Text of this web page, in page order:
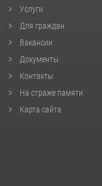
Услуги
Для граждан
Вакансии
Документы
Контакты
На страже памяти
Карта сайта